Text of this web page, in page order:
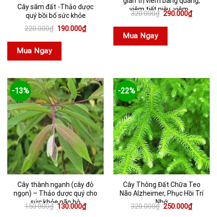
Cây sâm đất -Thảo dược
quý bồi bổ sức khỏe
220.000₫ Giá
là:
190.000₫Giá
hiện
Mua Ngay
viêm tiết niệu, viêm ...
320.000₫ Giá
là:
290.000₫Giá
hiện
Mua Ngay
-13%
Cây thành ngạnh (cây đỏ
ngọn) – Thảo dược quý cho
sức khỏe não bộ
150.000₫ Giá
130.000₫Giá
hiện
-22%
Cây Thông Đất Chữa Teo
Não Alzheimer, Phục Hồi Trí
Nhớ
320.000₫ Giá
250.000₫Giá
hiện